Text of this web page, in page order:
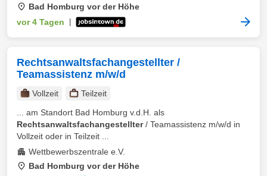
Bad Homburg vor der Höhe
vor 4 Tagen
Rechtsanwaltsfachangestellter /
Teamassistenz m/w/d
Vollzeit
Teilzeit
... am Standort Bad Homburg v.d.H. als
Rechtsanwaltsfachangestellter/ Teamassistenz m/w/d in
Vollzeit oder in Teilzeit ...
Wettbewerbszentrale e.V.
Bad Homburg vor der Höhe